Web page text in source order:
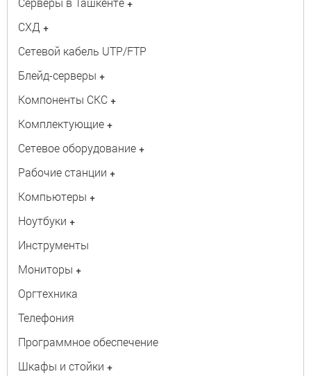
+
СХД +
Сетевой кабель UTP/FTP
Блейд-серверы +
Компоненты СКС +
Комплектующие +
Сетевое оборудование +
Рабочие станции +
Компьютеры +
Ноутбуки +
Инструменты
Мониторы +
Оргтехника
Телефония
Программное обеспечение
Шкафы и стойки +